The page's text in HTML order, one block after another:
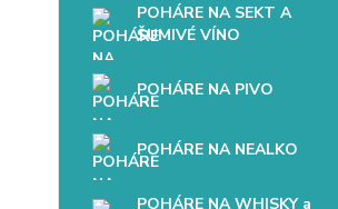
POHÁRE NA SEKT A
ŠUMIVÉ VÍNO
POHÁRE NA PIVO
POHÁRE NA NEALKO
POHÁRE NA WHISKY a